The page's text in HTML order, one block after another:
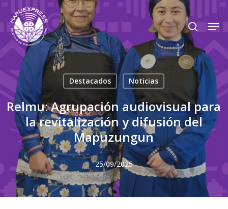
Skip
main
content
search
Destacados Noticias
Relmu: Agrupación audiovisual para
la revitalización y difusión del
Mapuzungun
25/09/2025
Close
Menu